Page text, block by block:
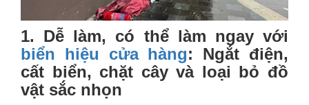
1. Dễ làm, có thể làm ngay với
biển hiệu cửa hàng: Ngắt điện,
cất biển, chặt cây và loại bỏ đồ
vật sắc nhọn